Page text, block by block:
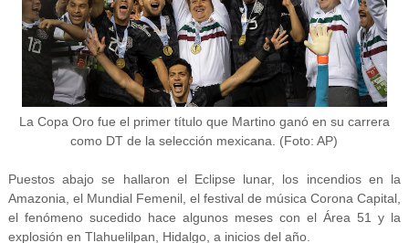
La Copa Oro fue el primer título que Martino ganó en su carrera
como DT de la selección mexicana. (Foto: AP)
Puestos abajo se hallaron el Eclipse lunar, los incendios en la
Amazonia, el Mundial Femenil, el festival de música Corona Capital,
el fenómeno sucedido hace algunos meses con el Área 51 y la
explosión en Tlahuelilpan, Hidalgo, a inicios del año.